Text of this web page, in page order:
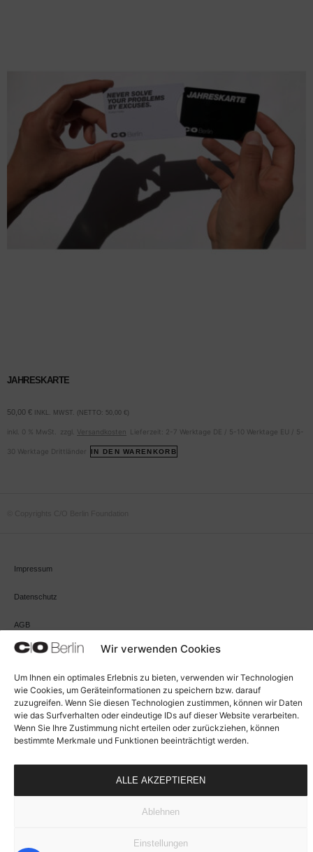
Wir verwenden Cookies
Um Ihnen ein optimales Erlebnis zu bieten, verwenden wir Technologien
wie Cookies, um Geräteinformationen zu speichern bzw. darauf
zuzugreifen. Wenn Sie diesen Technologien zustimmen, können wir Daten
wie das Surfverhalten oder eindeutige IDs auf dieser Website verarbeiten.
Wenn Sie Ihre Zustimmung nicht erteilen oder zurückziehen, können
bestimmte Merkmale und Funktionen beeinträchtigt werden.
ALLE AKZEPTIEREN
Ablehnen
Einstellungen
JAHRESKARTE
50,00 € INKL. MWST. (NETTO: 50,00 €)
inkl. 0 % MwSt. zzgl. Versandkosten Lieferzeit: 2-7 Werktage DE / 5-10 Werktage EU / 5-
30 Werktage Drittländer IN DEN WARENKORB
Impressum
Datenschutz
AGB
Cookie-Richtlinie (EU)
Widerrufsbelehrung
Zahlungsarten